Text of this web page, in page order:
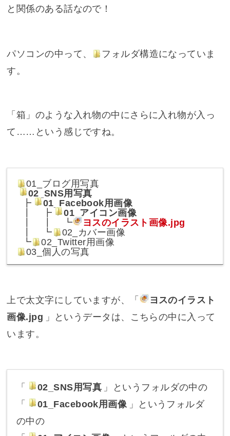
と関係のある話なので！
パソコンの中って、 フォルダ構造になっていま
す。
「箱」のような入れ物の中にさらに入れ物が入っ
て……という感じですね。
01_ブログ用写真
02_SNS用写真
┣
01_Facebook用画像
┃ ┣
01_アイコン画像
┃ ┃ ┗
ヨスのイラスト画像.jpg
┃ ┗
02_カバー画像
┗
02_Twitter用画像
03_個人の写真
上で太文字にしていますが、「
ヨスのイラスト
画像.jpg 」というデータは、こちらの中に入って
います。
「 02_SNS用写真 」というフォルダの中の
「
01_Facebook用画像 」というフォルダ
の中の